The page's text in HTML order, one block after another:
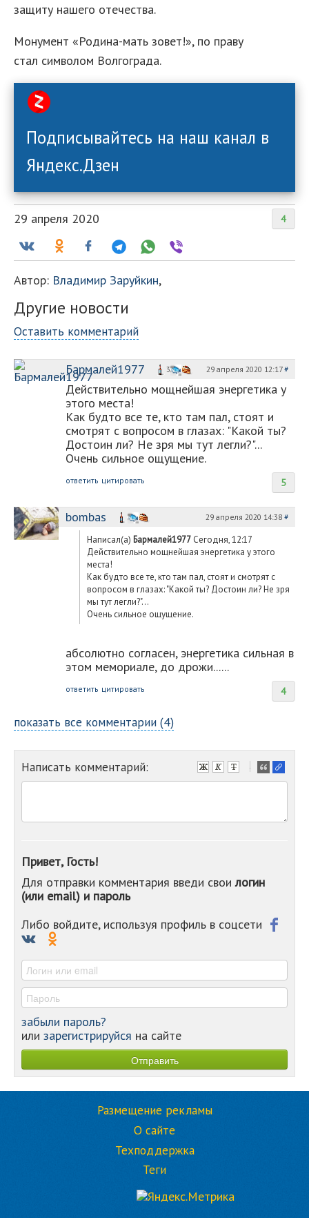
защиту нашего отечества.
Монумент «Родина-мать зовет!», по праву
стал символом Волгограда.
Подписывайтесь на наш канал в
Яндекс.Дзен
4
29 апреля 2020
Автор: Владимир Заруйкин,
Другие новости
Оставить комментарий
Бармалей1977 29 апреля 2020 12:17#
3
Действительно мощнейшая энергетика у
этого места!
Как будто все те, кто там пал, стоят и
смотрят с вопросом в глазах: "Какой ты?
Достоин ли? Не зря мы тут легли?"...
Очень сильное ощущение.
5
ответить цитировать
bombas 29 апреля 2020 14:38 #
Написал(а) Бармалей1977 Сегодня, 12:17
Действительно мощнейшая энергетика у этого
места!
Как будто все те, кто там пал, стоят и смотрят с
вопросом в глазах: "Какой ты? Достоин ли? Не зря
мы тут легли?"...
Очень сильное ощущение.
абсолютно согласен, энергетика сильная в
этом мемориале, до дрожи......
4
ответить цитировать
показать все комментарии (4)
Написать комментарий:
-
-
-
-
-
Привет, Гость!
Для отправки комментария введи своилогин
(или email) и пароль
Либо войдите, используя профиль в соцсети
забыли пароль?
или зарегистрируйся на сайте
Размещение рекламы
О сайте
Техподдержка
Теги